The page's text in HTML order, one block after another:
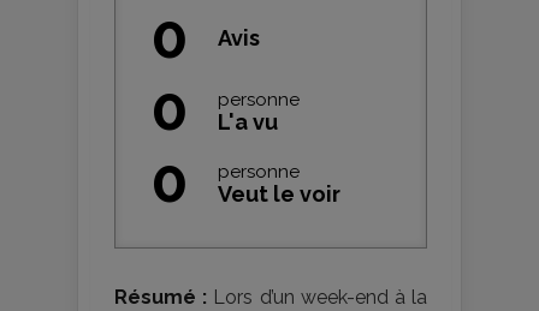
0 Avis
0 personne
L'a vu
0 personne
Veut le voir
Résumé : Lors d’un week-end à la